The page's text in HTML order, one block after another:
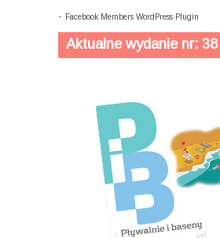
- Facebook Members WordPress Plugin
Aktualne wydanie nr: 38